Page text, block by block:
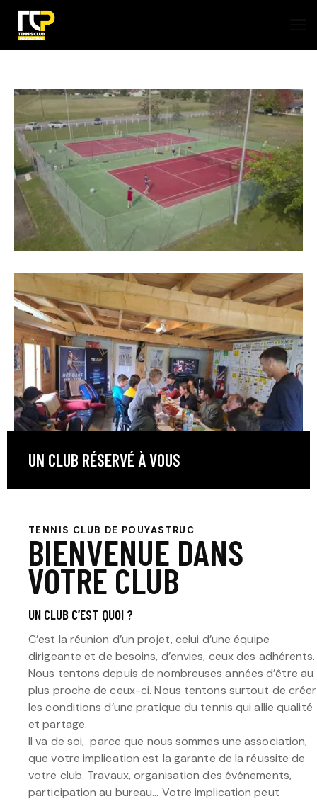
UN CLUB RÉSERVÉ À VOUS
TENNIS CLUB DE POUYASTRUC
BIENVENUE DANS
VOTRE CLUB
UN CLUB C’EST QUOI ?
C’est la réunion d’un projet, celui d’une équipe
dirigeante et de besoins, d’envies, ceux des adhérents.
Nous tentons depuis de nombreuses années d’être au
plus proche de ceux-ci. Nous tentons surtout de créer
les conditions d’une pratique du tennis qui allie qualité
et partage.
Il va de soi, parce que nous sommes une association,
que votre implication est la garante de la réussite de
votre club. Travaux, organisation des événements,
participation au bureau… Votre implication peut